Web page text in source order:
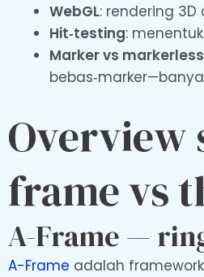
WebGL: rendering
Hit‑testing:
Marker vs markerless
Overview
frame vs
A-Frame —
A-Frame adalah